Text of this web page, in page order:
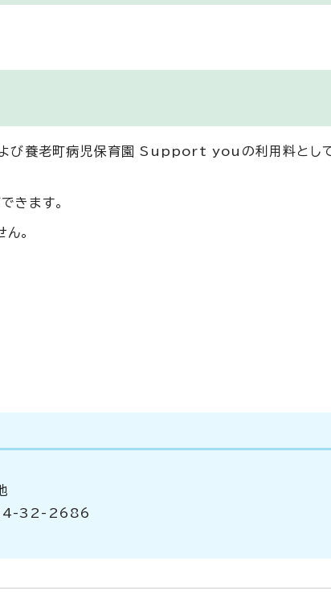
および養老町病児保育園 Support youの利用料とし
きます。
。
32-2686